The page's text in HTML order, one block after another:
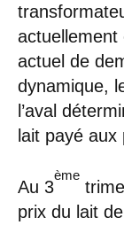
actuel de
dynamique,
l’aval
lait payé
Au 3
ème
prix du lait